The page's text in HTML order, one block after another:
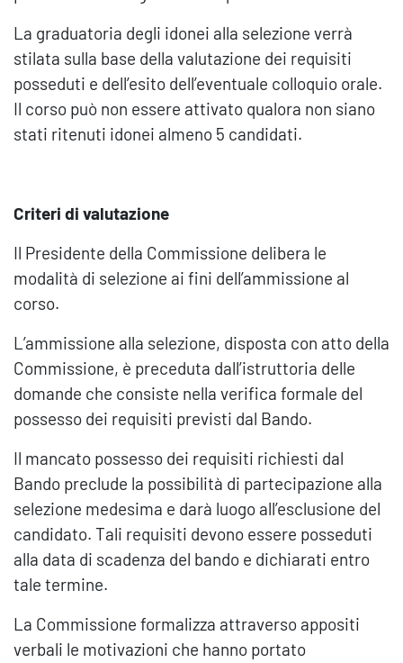
La graduatoria degli idonei alla selezione verrà
stilata sulla base della valutazione dei requisiti
posseduti e dell’esito dell’eventuale colloquio orale.
Il corso può non essere attivato qualora non siano
stati ritenuti idonei almeno 5 candidati.
Criteri di valutazione
Il Presidente della Commissione delibera le
modalità di selezione ai fini dell’ammissione al
corso.
L’ammissione alla selezione, disposta con atto della
Commissione, è preceduta dall’istruttoria delle
domande che consiste nella verifica formale del
possesso dei requisiti previsti dal Bando.
Il mancato possesso dei requisiti richiesti dal
Bando preclude la possibilità di partecipazione alla
selezione medesima e darà luogo all’esclusione del
candidato. Tali requisiti devono essere posseduti
alla data di scadenza del bando e dichiarati entro
tale termine.
La Commissione formalizza attraverso appositi
verbali le motivazioni che hanno portato